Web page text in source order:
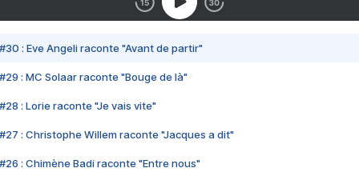
#30 : Eve Angeli raconte "Avant de partir"
#29 : MC Solaar raconte "Bouge de là"
#28 : Lorie raconte "Je vais vite"
#27 : Christophe Willem raconte "Jacques a dit"
#26 : Chimène Badi raconte "Entre nous"